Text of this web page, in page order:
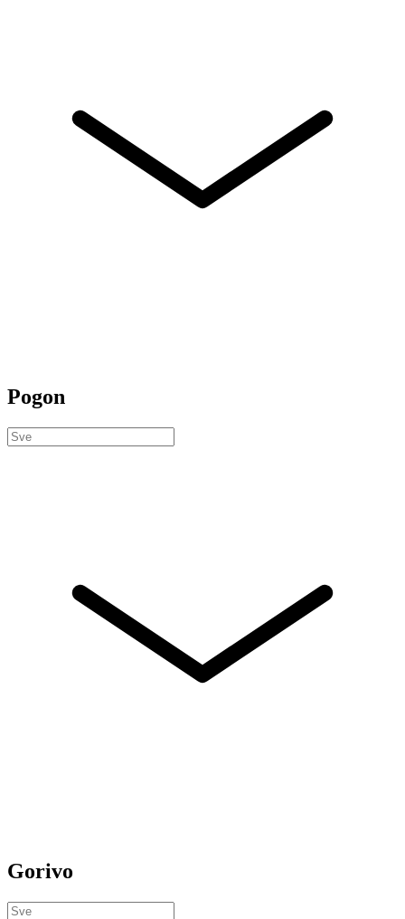
Pogon
Gorivo